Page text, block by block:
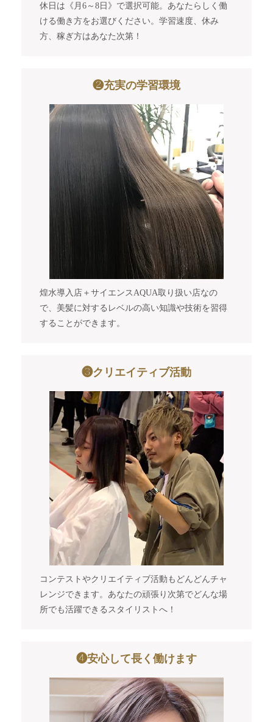
休日は《月6～8日》で選択可能。あなたらしく働
ける働き方をお選びください。学習速度、休み
方、稼ぎ方はあなた次第！
❷充実の学習環境
煌水導入店＋サイエンスAQUA取り扱い店なの
で、美髪に対するレベルの高い知識や技術を習得
することができます。
❸クリエイティブ活動
コンテストやクリエイティブ活動もどんどんチャ
レンジできます。あなたの頑張り次第でどんな場
所でも活躍できるスタイリストへ！
❹安心して長く働けます